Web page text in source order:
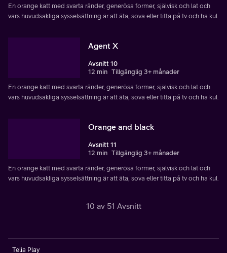
En orange katt med svarta ränder, generösa former, självisk och lat och
vars huvudsakliga sysselsättning är att äta, sova eller titta på tv och ha kul.
Agent X
Avsnitt 10
12 min Tillgänglig 3+ månader
En orange katt med svarta ränder, generösa former, självisk och lat och
vars huvudsakliga sysselsättning är att äta, sova eller titta på tv och ha kul.
Orange and black
Avsnitt 11
12 min Tillgänglig 3+ månader
En orange katt med svarta ränder, generösa former, självisk och lat och
vars huvudsakliga sysselsättning är att äta, sova eller titta på tv och ha kul.
10 av 51 Avsnitt
Telia Play